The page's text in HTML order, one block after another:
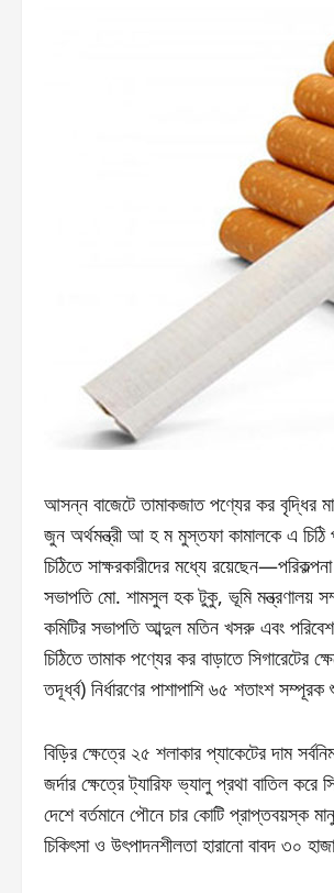
আসন্ন বাজেটে তামাকজাত পণ্যের কর বৃদ্ধির
জুন অর্থমন্ত্রী আ হ ম মুস্তফা কামালকে এ চিঠি
চিঠিতে সাক্ষরকারীদের মধ্যে
সভাপতি মো. শামসুল হক টুকু, ভূমি মন্ত্রণালয়
কমিটির সভাপতি আব্দুল মতিন খসরু এবং
চিঠিতে তামাক পণ্যের কর বাড়াতে
তদূর্ধ্ব) নির্ধারণের পাশাপাশি ৬৫ শতাংশ
বিড়ির ক্ষেত্রে ২৫ শলাকার প্যাকেটের দাম
জর্দার ক্ষেত্রে ট্যারিফ ভ্যালু প্রথা বাতিল
দেশে বর্তমানে পৌনে চার কোটি প্রাপ্তবয়স্ক
চিকিৎসা ও উৎপাদনশীলতা হারানো বাবদ ৩০